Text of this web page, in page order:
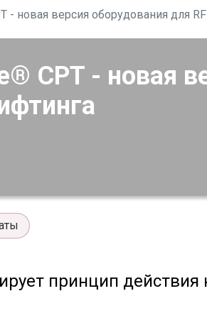
- новая версия оборудования для
CPT - новая
принцип